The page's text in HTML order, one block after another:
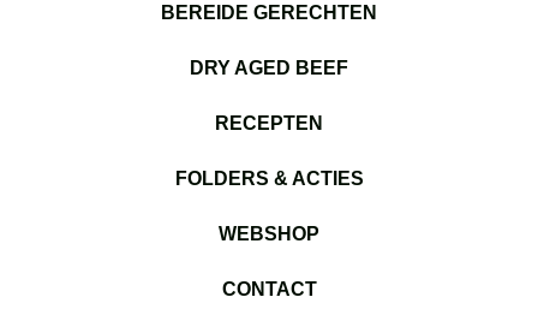
BEREIDE GERECHTEN
DRY AGED BEEF
RECEPTEN
FOLDERS & ACTIES
WEBSHOP
CONTACT